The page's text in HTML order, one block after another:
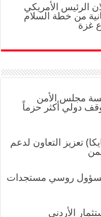
الرئيس الأمريكي
من خطة السلام
غزة
مجلس الأمن
دولي أكثر حزماً
تعزيز التعاون لدعم
روسي مستجدات
الأردني